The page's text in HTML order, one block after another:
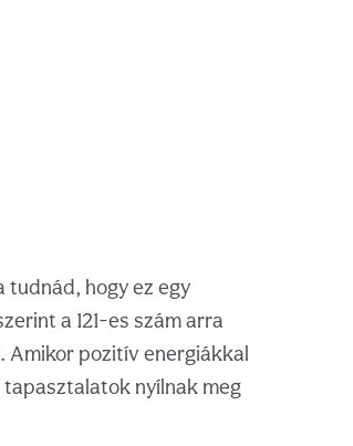
tudnád, hogy ez egy
a 121-es szám arra
Amikor pozitív energiákkal
nyílnak meg